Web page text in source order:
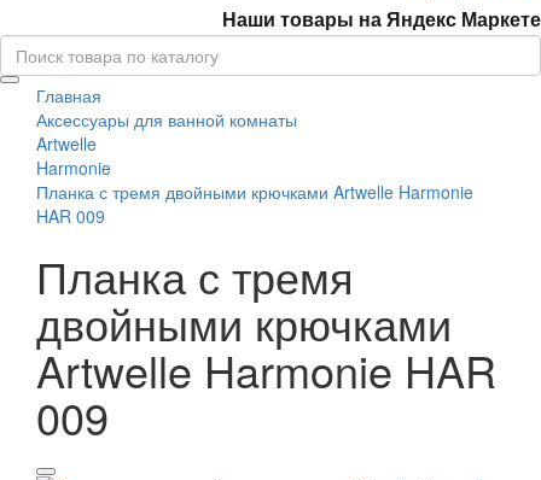
Наши товары на Яндекс Маркете
Главная
Аксессуары для ванной комнаты
Artwelle
Harmonie
Планка с тремя двойными крючками Artwelle Harmonie
HAR 009
Планка с тремя
двойными крючками
Artwelle Harmonie HAR
009